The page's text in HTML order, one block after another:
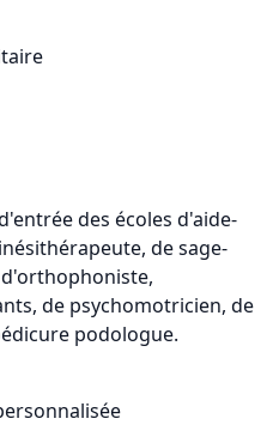
des écoles d'aide-
de sage-
de psychomotricien, de
podologue.